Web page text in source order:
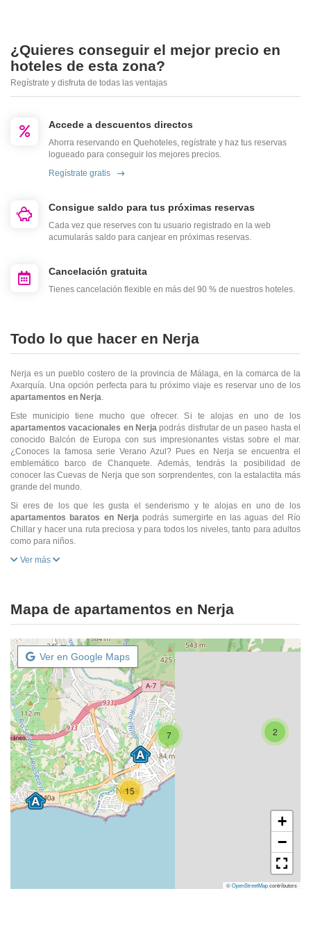
¿Quieres conseguir el mejor precio en
hoteles de esta zona?
Regístrate y disfruta de todas las ventajas
Accede a descuentos directos
Ahorra reservando en Quehoteles, regístrate y haz tus reservas
logueado para conseguir los mejores precios.
Regístrate gratis
Consigue saldo para tus próximas reservas
Cada vez que reserves con tu usuario registrado en la web
acumularás saldo para canjear en próximas reservas.
Cancelación gratuita
Tienes cancelación flexible en más del 90 % de nuestros hoteles.
Todo lo que hacer en Nerja
Nerja es un pueblo costero de la provincia de Málaga, en la comarca de la
Axarquía. Una opción perfecta para tu próximo viaje es reservar uno de los
apartamentos en Nerja.
Este municipio tiene mucho que ofrecer. Si te alojas en uno de los
apartamentos vacacionales en Nerjapodrás disfrutar de un paseo hasta el
conocido Balcón de Europa con sus impresionantes vistas sobre el mar.
¿Conoces la famosa serie Verano Azul? Pues en Nerja se encuentra el
emblemático barco de Chanquete. Además, tendrás la posibilidad de
conocer las Cuevas de Nerja que son sorprendentes, con la estalactita más
grande del mundo.
Si eres de los que les gusta el senderismo y te alojas en uno de los
apartamentos baratos en Nerjapodrás sumergirte en las aguas del Río
Chillar y hacer una ruta preciosa y para todos los niveles, tanto para adultos
como para niños.
Ver más
Mapa de apartamentos en Nerja
Ver en Google Maps
2
15
7
+
−
©OpenStreetMapcontributors